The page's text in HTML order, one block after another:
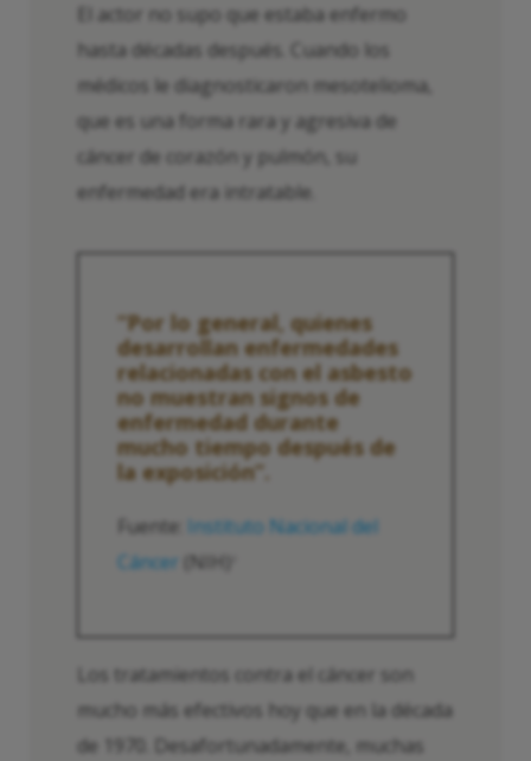
El actor no supo que estaba enfermo
hasta décadas después. Cuando los
médicos le diagnosticaron mesotelioma,
que es una forma rara y agresiva de
cáncer de corazón y pulmón, su
enfermedad era intratable.
“Por lo general, quienes
desarrollan enfermedades
relacionadas con el asbesto
no muestran signos de
enfermedad durante
mucho tiempo después de
la exposición”.
Fuente: Instituto Nacional del
Cáncer
(NIH)
Los tratamientos contra el cáncer son
mucho más efectivos hoy que en la década
de 1970. Desafortunadamente, muchas